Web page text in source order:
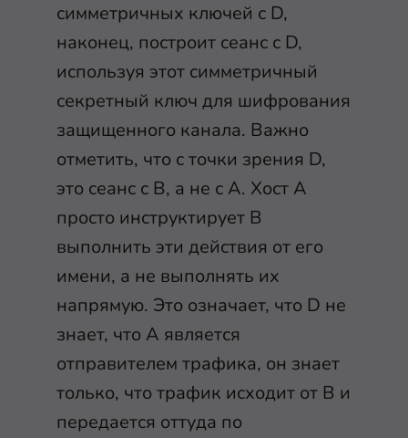
симметричных ключей с D,
наконец, построит сеанс с D,
используя этот симметричный
секретный ключ для шифрования
защищенного канала. Важно
отметить, что с точки зрения D,
это сеанс с B, а не с A. Хост A
просто инструктирует B
выполнить эти действия от его
имени, а не выполнять их
напрямую. Это означает, что D не
знает, что A является
отправителем трафика, он знает
только, что трафик исходит от B и
передается оттуда по